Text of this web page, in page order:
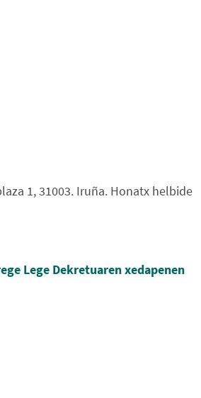
1, 31003. Iruña. Honatx helbide
Lege Dekretuaren xedapenen